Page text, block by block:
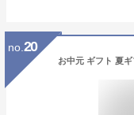
no. 20